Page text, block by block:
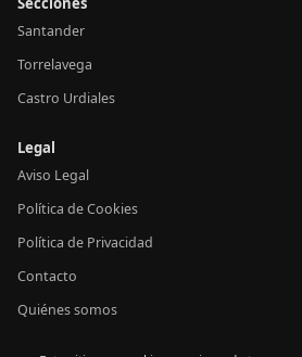
Santander
Torrelavega
Castro Urdiales
Legal
Aviso Legal
Política de Cookies
Política de Privacidad
Contacto
Quiénes somos